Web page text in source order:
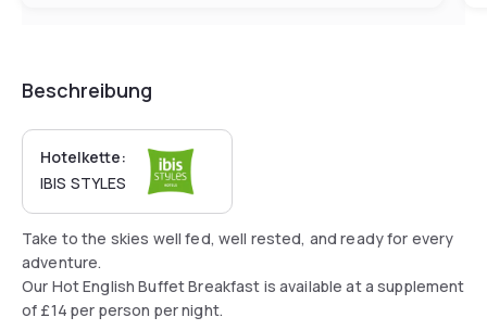
Beschreibung
Hotelkette:
IBIS STYLES
Take to the skies well fed, well rested, and ready for every
adventure.
Our Hot English Buffet Breakfast is available at a supplement
of £14 per person per night.